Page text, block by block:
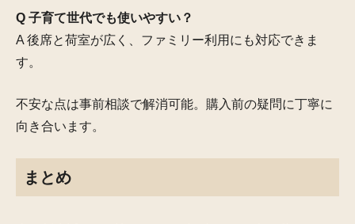
Q 子育て世代でも使いやすい？
A 後席と荷室が広く、ファミリー利用にも対応できま
す。
不安な点は事前相談で解消可能。購入前の疑問に丁寧に
向き合います。
まとめ